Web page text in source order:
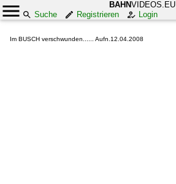
BAHNVIDEOS.EU
Suche
Registrieren Login
Im BUSCH verschwunden...... Aufn.12.04.2008